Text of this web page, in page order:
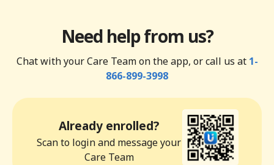
Need help from us?
Chat with your Care Team on the app, or call us at 1-
866-899-3998
Already enrolled?
Scan to login and message your
Care Team